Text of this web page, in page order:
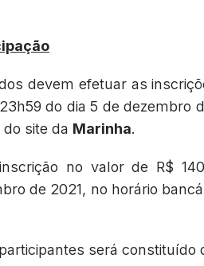
devem efetuar as
do dia 5 de dezembro
site da Marinha.
no valor de R$
de 2021, no horário
será constituído